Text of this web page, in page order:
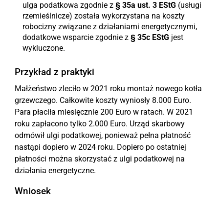
ulga podatkowa zgodnie z § 35a ust. 3 EStG (usługi
rzemieślnicze) została wykorzystana na koszty
robocizny związane z działaniami energetycznymi,
dodatkowe wsparcie zgodnie z § 35c EStG jest
wykluczone.
Przykład z praktyki
Małżeństwo zleciło w 2021 roku montaż nowego kotła
grzewczego. Całkowite koszty wyniosły 8.000 Euro.
Para płaciła miesięcznie 200 Euro w ratach. W 2021
roku zapłacono tylko 2.000 Euro. Urząd skarbowy
odmówił ulgi podatkowej, ponieważ pełna płatność
nastąpi dopiero w 2024 roku. Dopiero po ostatniej
płatności można skorzystać z ulgi podatkowej na
działania energetyczne.
Wniosek